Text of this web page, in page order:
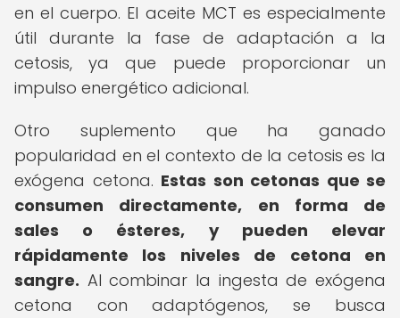
en el cuerpo. El aceite MCT es especialmente
útil durante la fase de adaptación a la
cetosis, ya que puede proporcionar un
impulso energético adicional.
Otro suplemento que ha ganado
popularidad en el contexto de la cetosis es la
exógena cetona. Estas son cetonas que se
consumen directamente, en forma de
sales o ésteres, y pueden elevar
rápidamente los niveles de cetona en
sangre. Al combinar la ingesta de exógena
cetona con adaptógenos, se busca